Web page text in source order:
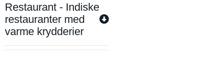
Restaurant - Indiske
restauranter med
varme krydderier